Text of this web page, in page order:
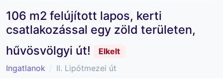
106 m2 felújított lapos, kerti
csatlakozással egy zöld területen,
hűvösvölgyi út!
Elkelt
Ingatlanok
II. Lipótmezei út